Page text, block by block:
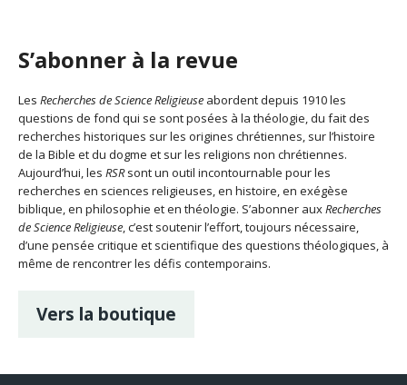
S’abonner à la revue
Les Recherches de Science Religieuse abordent depuis 1910 les
questions de fond qui se sont posées à la théologie, du fait des
recherches historiques sur les origines chrétiennes, sur l’histoire
de la Bible et du dogme et sur les religions non chrétiennes.
Aujourd’hui, les RSRsont un outil incontournable pour les
recherches en sciences religieuses, en histoire, en exégèse
biblique, en philosophie et en théologie. S’abonner auxRecherches
de Science Religieuse, c’est soutenir l’effort, toujours nécessaire,
d’une pensée critique et scientifique des questions théologiques, à
même de rencontrer les défis contemporains.
Vers la boutique